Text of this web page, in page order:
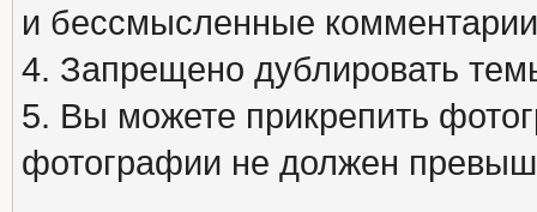
и бессмысленные
4. Запрещено дублировать
5. Вы можете прикрепить
фотографии не должен